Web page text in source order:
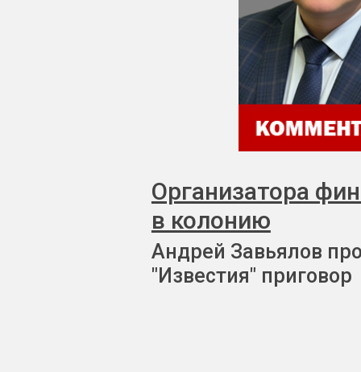
Организатора
в колонию
Андрей Завьялов
"Известия" приговор